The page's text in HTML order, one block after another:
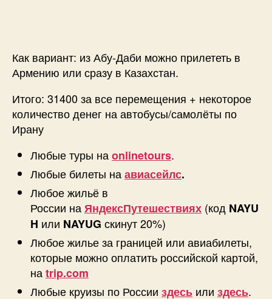
Как вариант: из Абу-Даби можно прилететь в
Армению или сразу в Казахстан.
Итого: 31400 за все перемещения + некоторое
количество денег на автобусы/самолёты по
Ирану
Любые туры наonlinetours.
Любые билеты наавиасейлс.
Любое жильё в
России наЯндексПутешествиях (код NAYU
H или NAYUG скинут 20%)
Любое жилье за границей или авиабилеты,
которые можно оплатить российской картой,
наtrip.com
Любые круизы по России здесь или здесь.